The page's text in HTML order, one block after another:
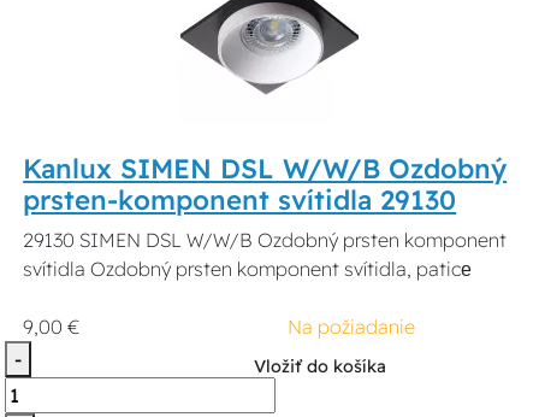
Kanlux SIMEN DSL W/W/B Ozdobný
prsten-komponent svítidla 29130
29130 SIMEN DSL W/W/B Ozdobný prsten komponent
svítidla Ozdobný prsten komponent svítidla, paticе
9,00 €
Na požiadanie
-
Vložiť do košíka